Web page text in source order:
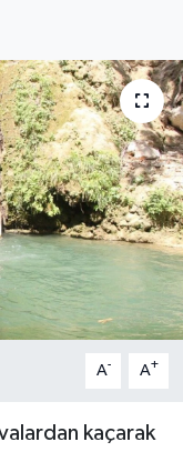
A- A+
kaçarak